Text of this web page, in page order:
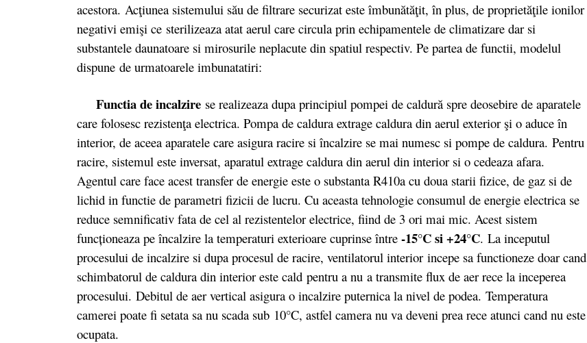
acestora. Acţiunea sistemului său de filtrare securizat este îmbunătăţit, în plus, de proprietăţile ionilor
negativi emişi ce sterilizeaza atat aerul care circula prin echipamentele de climatizare dar si
substantele daunatoare si mirosurile neplacute din spatiul respectiv. Pe partea de functii, modelul
dispune de urmatoarele imbunatatiri:
Functia de incalzire se realizeaza dupa principiul pompei de caldură spre deosebire de aparatele
care folosesc rezistenţa electrica. Pompa de caldura extrage caldura din aerul exterior şi o aduce în
interior, de aceea aparatele care asigura racire si încalzire se mai numesc si pompe de caldura. Pentru
racire, sistemul este inversat, aparatul extrage caldura din aerul din interior si o cedeaza afara.
Agentul care face acest transfer de energie este o substanta R410a cu doua starii fizice, de gaz si de
lichid in functie de parametri fizicii de lucru. Cu aceasta tehnologie consumul de energie electrica se
reduce semnificativ fata de cel al rezistentelor electrice, fiind de 3 ori mai mic. Acest sistem
funcționeaza pe încalzire la temperaturi exterioare cuprinse între -15°C si +24°C. La inceputul
procesului de incalzire si dupa procesul de racire, ventilatorul interior incepe sa functioneze doar cand
schimbatorul de caldura din interior este cald pentru a nu a transmite flux de aer rece la inceperea
procesului. Debitul de aer vertical asigura o incalzire puternica la nivel de podea. Temperatura
camerei poate fi setata sa nu scada sub 10°C, astfel camera nu va deveni prea rece atunci cand nu este
ocupata.